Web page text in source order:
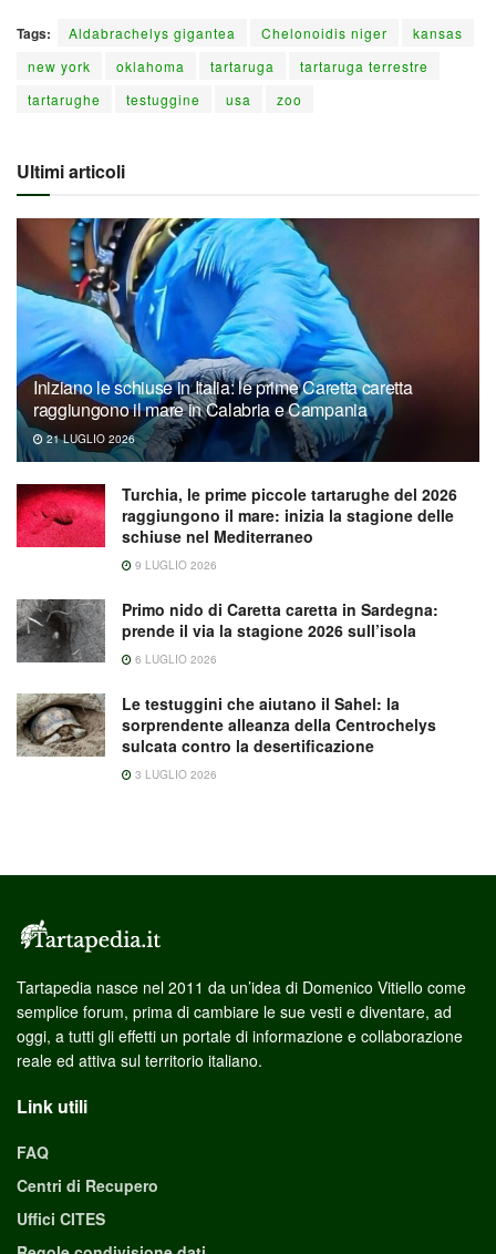
Tags: Aldabrachelys gigantea Chelonoidis niger
kansas
new york
oklahoma tartaruga
tartaruga terrestre
tartarughe
testuggine usa zoo
Ultimi articoli
Iniziano le schiuse in Italia: le prime Caretta caretta
raggiungono il mare in Calabria e Campania
21 LUGLIO 2026
Turchia, le prime piccole tartarughe del 2026
raggiungono il mare: inizia la stagione delle
schiuse nel Mediterraneo
9 LUGLIO 2026
Primo nido di Caretta caretta in Sardegna:
prende il via la stagione 2026 sull’isola
6 LUGLIO 2026
Le testuggini che aiutano il Sahel: la
sorprendente alleanza della Centrochelys
sulcata contro la desertificazione
3 LUGLIO 2026
Tartapedia nasce nel 2011 da un’idea di Domenico Vitiello come
semplice forum, prima di cambiare le sue vesti e diventare, ad
oggi, a tutti gli effetti un portale di informazione e collaborazione
reale ed attiva sul territorio italiano.
Link utili
FAQ
Centri di Recupero
Uffici CITES